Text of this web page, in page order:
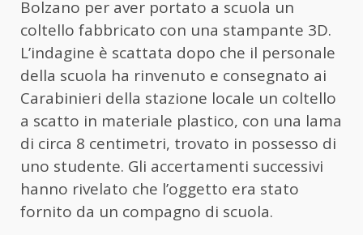
Bolzano per aver portato a scuola un
coltello fabbricato con una stampante 3D.
L’indagine è scattata dopo che il personale
della scuola ha rinvenuto e consegnato ai
Carabinieri della stazione locale un coltello
a scatto in materiale plastico, con una lama
di circa 8 centimetri, trovato in possesso di
uno studente. Gli accertamenti successivi
hanno rivelato che l’oggetto era stato
fornito da un compagno di scuola.